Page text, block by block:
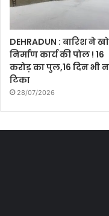
DEHRADUN : बारिश ने
निर्माण कार्य की पोल ! 16
करोड़ का पुल,16 दिन भी
टिका
28/07/2026